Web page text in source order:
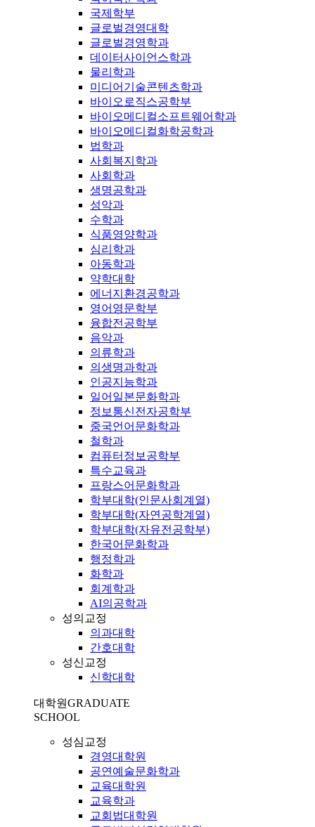
국제학부
글로벌경영대학
글로벌경영학과
데이터사이언스학과
물리학과
미디어기술콘텐츠학과
바이오로직스공학부
바이오메디컬소프트웨어학과
바이오메디컬화학공학과
법학과
사회복지학과
사회학과
생명공학과
성악과
수학과
식품영양학과
심리학과
아동학과
약학대학
에너지환경공학과
영어영문학부
융합전공학부
음악과
의류학과
의생명과학과
인공지능학과
일어일본문화학과
정보통신전자공학부
중국언어문화학과
철학과
컴퓨터정보공학부
특수교육과
프랑스어문화학과
학부대학(인문사회계열)
학부대학(자연공학계열)
학부대학(자유전공학부)
한국어문화학과
행정학과
화학과
회계학과
AI의공학과
성의교정
의과대학
간호대학
성신교정
신학대학
대학원GRADUATE
SCHOOL
성심교정
경영대학원
공연예술문화학과
교육대학원
교육학과
교회법대학원